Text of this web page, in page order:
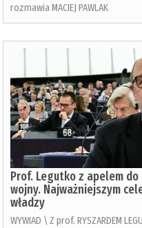
rozmawia MACIEJ PAWLAK
Prof. Legutko z apelem
wojny. Najważniejszym
władzy
WYWIAD \ Z prof. RYSZARDEM